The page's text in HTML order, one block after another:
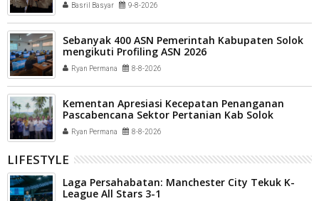
Basril Basyar 9-8-2026
Sebanyak 400 ASN Pemerintah Kabupaten Solok
mengikuti Profiling ASN 2026
Ryan Permana 8-8-2026
Kementan Apresiasi Kecepatan Penanganan
Pascabencana Sektor Pertanian Kab Solok
Ryan Permana 8-8-2026
LIFESTYLE
Laga Persahabatan: Manchester City Tekuk K-
League All Stars 3-1